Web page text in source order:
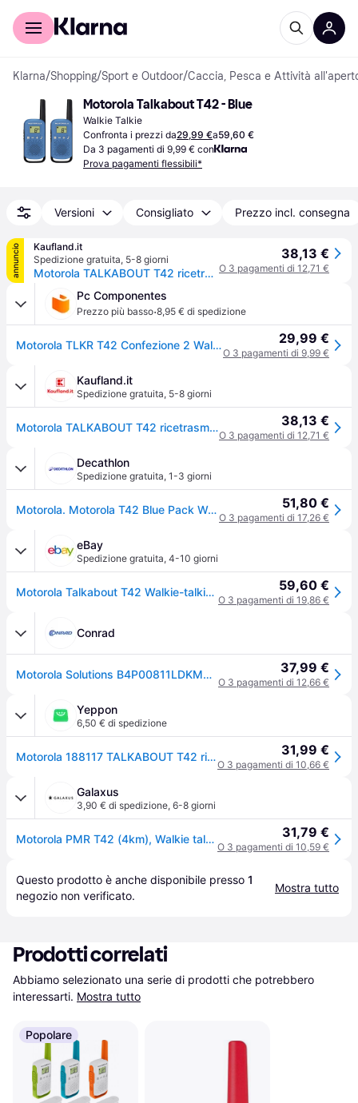
Per il tuo shopping
Klarna/Shopping/Sport e Outdoor/Caccia, Pesca e Attività
Motorola Talkabout T42 - Blue
Walkie Talkie
Confronta i prezzi da29,99 €a59,60 €
Da 3 pagamenti di 9,99 € con
Prova pagamenti flessibili*
Versioni Consigliato Prezzo incl. consegna
annuncio
Kaufland.it
Spedizione gratuita, 5-8 giorni
Motorola TALKABOUT T42 ricetrasmittente 16 canali Nero, Blu
38,13 €
O 3 pagamenti di 12,71 €
Pc Componentes
Prezzo più basso·8,95 € di spedizione
Motorola TLKR T42 Confezione 2 Walkie-talkie blu 29,99 €
O 3 pagamenti di 9,99 €
Kaufland.it
Spedizione gratuita, 5-8 giorni
Motorola TALKABOUT T42 ricetrasmittente 16 canali Nero, Blu 38,13 €
O 3 pagamenti di 12,71 €
Decathlon
Spedizione gratuita, 1-3 giorni
Motorola. Motorola T42 Blue Pack Walkietalkie Ritiro Gratis - bluverde - Senza taglia 51,80 €
O 3 pagamenti di 17,26 €
eBay
Spedizione gratuita, 4-10 giorni
Motorola Talkabout T42 Walkie-talkie 2er-set Pmr446 16 Canali 4km Rot 59,60 €
O 3 pagamenti di 19,86 €
Conrad
Motorola Solutions B4P00811LDKMAW TALKABOUT T42 blau Radio PMR portatile Kit da 2 37,99 €
O 3 pagamenti di 12,66 €
Yeppon
6,50 € di spedizione
Motorola 188117 TALKABOUT T42 ricetrasmittente 16 canali portata 4 km display LCD blocco tastiera indicatore batteria scarica colore Nero Blu 31,99 €
O 3 pagamenti di 10,66 €
Galaxus
3,90 € di spedizione, 6-8 giorni
Motorola PMR T42 (4km), Walkie talkie, Blu, Nero 31,79 €
O 3 pagamenti di 10,59 €
Questo prodotto è anche disponibile presso 1
negozio non verificato.
Mostra tutto
Prodotti correlati
Abbiamo selezionato una serie di prodotti che potrebbero
interessarti. Mostra tutto
Popolare